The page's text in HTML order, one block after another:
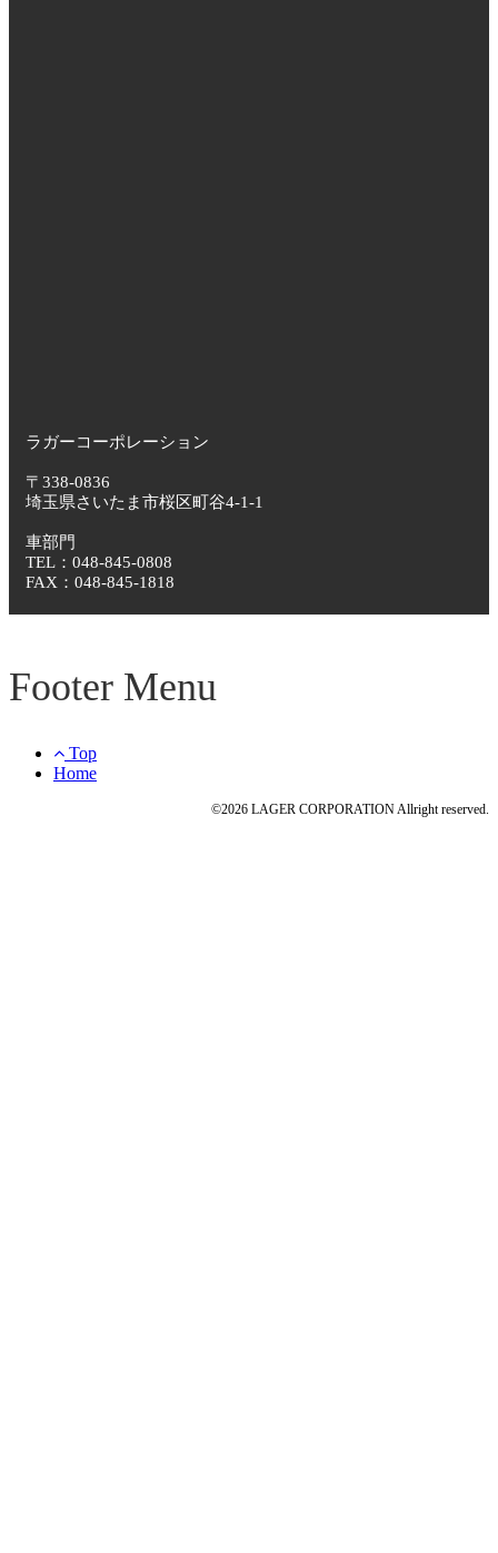
ラガーコーポレーション
〒338-0836
埼玉県さいたま市桜区町谷4-1-1
車部門
TEL：048-845-0808
FAX：048-845-1818
Footer Menu
Top
Home
©2026 LAGER CORPORATION Allright reserved.